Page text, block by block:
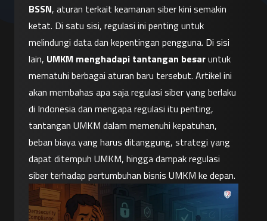
BSSN, aturan terkait keamanan siber kini semakin
ketat. Di satu sisi, regulasi ini penting untuk
melindungi data dan kepentingan pengguna. Di sisi
lain, UMKM menghadapi tantangan besar untuk
mematuhi berbagai aturan baru tersebut. Artikel ini
akan membahas apa saja regulasi siber yang berlaku
di Indonesia dan mengapa regulasi itu penting,
tantangan UMKM dalam memenuhi kepatuhan,
beban biaya yang harus ditanggung, strategi yang
dapat ditempuh UMKM, hingga dampak regulasi
siber terhadap pertumbuhan bisnis UMKM ke depan.